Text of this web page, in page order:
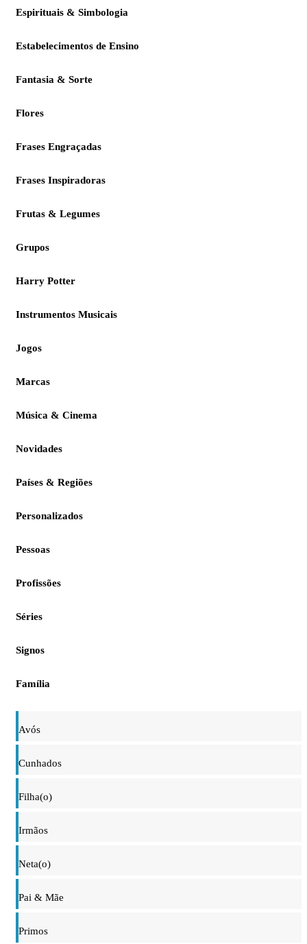
Espirituais & Simbologia
Estabelecimentos de Ensino
Fantasia & Sorte
Flores
Frases Engraçadas
Frases Inspiradoras
Frutas & Legumes
Grupos
Harry Potter
Instrumentos Musicais
Jogos
Marcas
Música & Cinema
Novidades
Países & Regiões
Personalizados
Pessoas
Profissões
Séries
Signos
Família
Avós
Cunhados
Filha(o)
Irmãos
Neta(o)
Pai & Mãe
Primos